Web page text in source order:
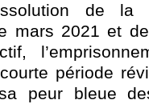
de
mars 2021 et
période
peur bleue